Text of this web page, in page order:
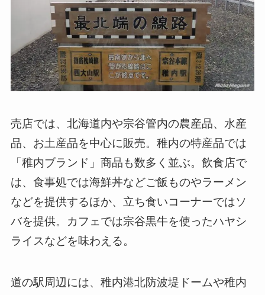
売店では、北海道内や宗谷管内の農産品、水産
品、お土産品を中心に販売。稚内の特産品では
「稚内ブランド」商品も数多く並ぶ。飲食店で
は、食事処では海鮮丼などご飯ものやラーメン
などを提供するほか、立ち食いコーナーではソ
バを提供。カフェでは宗谷黒牛を使ったハヤシ
ライスなどを味わえる。
道の駅周辺には、稚内港北防波堤ドームや稚内